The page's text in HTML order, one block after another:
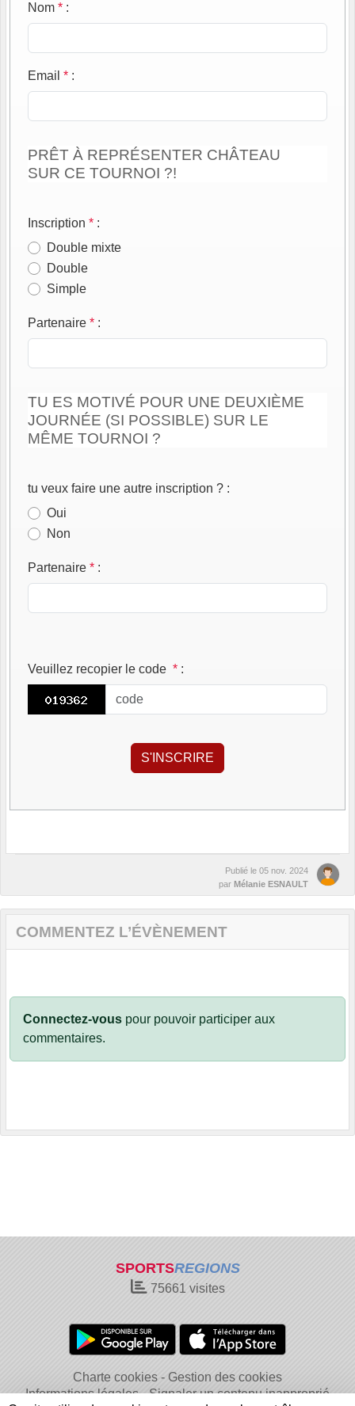
Nom * :
Email * :
PRÊT À REPRÉSENTER CHÂTEAU
SUR CE TOURNOI ?!
Inscription * :
Double mixte
Double
Simple
Partenaire * :
TU ES MOTIVÉ POUR UNE DEUXIÈME
JOURNÉE (SI POSSIBLE) SUR LE
MÊME TOURNOI ?
tu veux faire une autre inscription ? :
Oui
Non
Partenaire * :
Veuillez recopier le code * :
Publié le 05 nov. 2024
par Mélanie ESNAULT
COMMENTEZ L’ÉVÈNEMENT
Connectez-vous pour pouvoir participer aux
commentaires.
SPORTSREGIONS
75661 visites
Charte cookies
Gestion des cookies
Informations légales
Signaler un contenu inapproprié